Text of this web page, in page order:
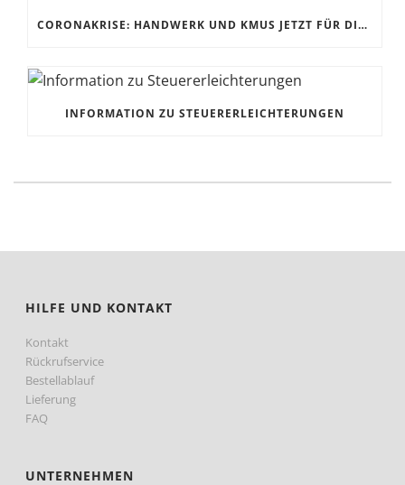
CORONAKRISE: HANDWERK UND KMUS JETZT FÜR DIE ZUKUNFT RÜSTEN
INFORMATION ZU STEUERERLEICHTERUNGEN
HILFE UND KONTAKT
Kontakt
Rückrufservice
Bestellablauf
Lieferung
FAQ
UNTERNEHMEN